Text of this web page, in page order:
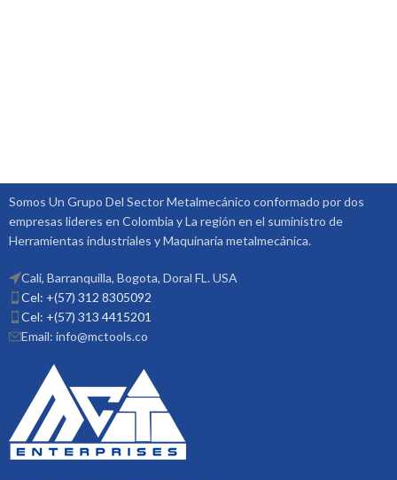
Somos Un Grupo Del Sector Metalmecánico conformado por dos
empresas lideres en Colombia y La región en el suministro de
Herramientas industriales y Maquinaria metalmecánica.
Cali, Barranquilla, Bogota, Doral FL. USA
Cel: +(57) 312 8305092
Cel: +(57) 313 4415201
Email: info@mctools.co